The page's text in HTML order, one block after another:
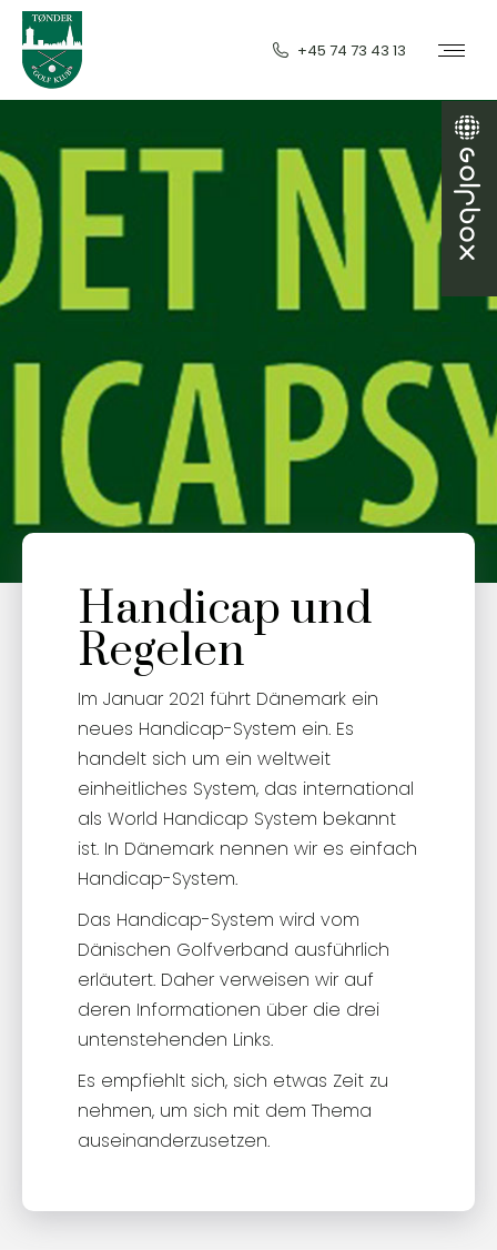
+45 74 73 43 13
Handicap und
Regelen
Im Januar 2021 führt Dänemark ein
neues Handicap-System ein. Es
handelt sich um ein weltweit
einheitliches System, das international
als World Handicap System bekannt
ist. In Dänemark nennen wir es einfach
Handicap-System.
Das Handicap-System wird vom
Dänischen Golfverband ausführlich
erläutert. Daher verweisen wir auf
deren Informationen über die drei
untenstehenden Links.
Es empfiehlt sich, sich etwas Zeit zu
nehmen, um sich mit dem Thema
auseinanderzusetzen.